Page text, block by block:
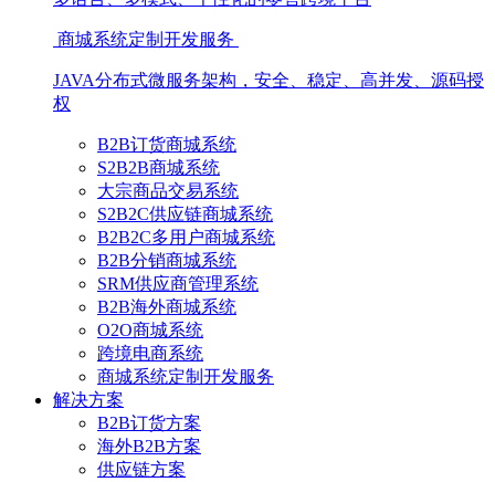
商城系统定制开发服务
JAVA分布式微服务架构，安全、稳定、高并发、源码授
权
B2B订货商城系统
S2B2B商城系统
大宗商品交易系统
S2B2C供应链商城系统
B2B2C多用户商城系统
B2B分销商城系统
SRM供应商管理系统
B2B海外商城系统
O2O商城系统
跨境电商系统
商城系统定制开发服务
解决方案
B2B订货方案
海外B2B方案
供应链方案